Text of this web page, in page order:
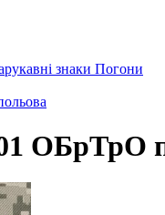
знаки Погони
ОБрТрО